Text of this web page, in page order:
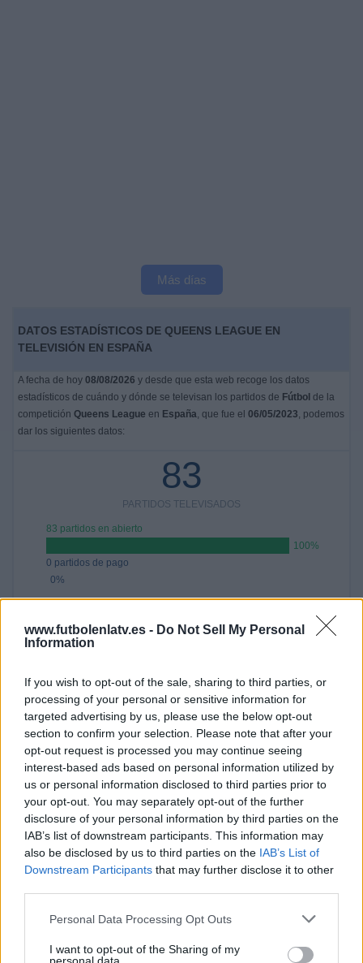
www.futbolenlatv.es - Do Not Sell My Personal
Information
If you wish to opt-out of the sale, sharing to third parties, or
processing of your personal or sensitive information for
targeted advertising by us, please use the below opt-out
section to confirm your selection. Please note that after your
opt-out request is processed you may continue seeing
interest-based ads based on personal information utilized by
us or personal information disclosed to third parties prior to
your opt-out. You may separately opt-out of the further
disclosure of your personal information by third parties on the
IAB’s list of downstream participants. This information may
also be disclosed by us to third parties on the IAB’s List of
Downstream Participants that may further disclose it to other
Personal Data Processing Opt Outs
I want to opt-out of the Sharing of my
Más días
DATOS ESTADÍSTICOS DE QUEENS LEAGUE EN
TELEVISIÓN EN ESPAÑA
A fecha de hoy 08/08/2026 y desde que esta web recoge los datos
estadísticos de cuándo y dónde se televisan los partidos de Fútbol de la
competición Queens League en España, que fue el 06/05/2023, podemos
dar los siguientes datos:
83
PARTIDOS TELEVISADOS
83 partidos en abierto
100%
0 partidos de pago
0%
Los Troncos FC - Jijantes FC
ÚLTIMO PARTIDO EN ABIERTO
Los Troncos FC - Jijantes FC
21/12/2024 Queens League por TV
Canaria, Esport3 Web
ÚLTIMO PARTIDO DE PAGO
-
RANKING POR CANALES
Kings League YouTube
74 (89,16%)
11 (13,25%)
Cuatro
10 (12,05%)